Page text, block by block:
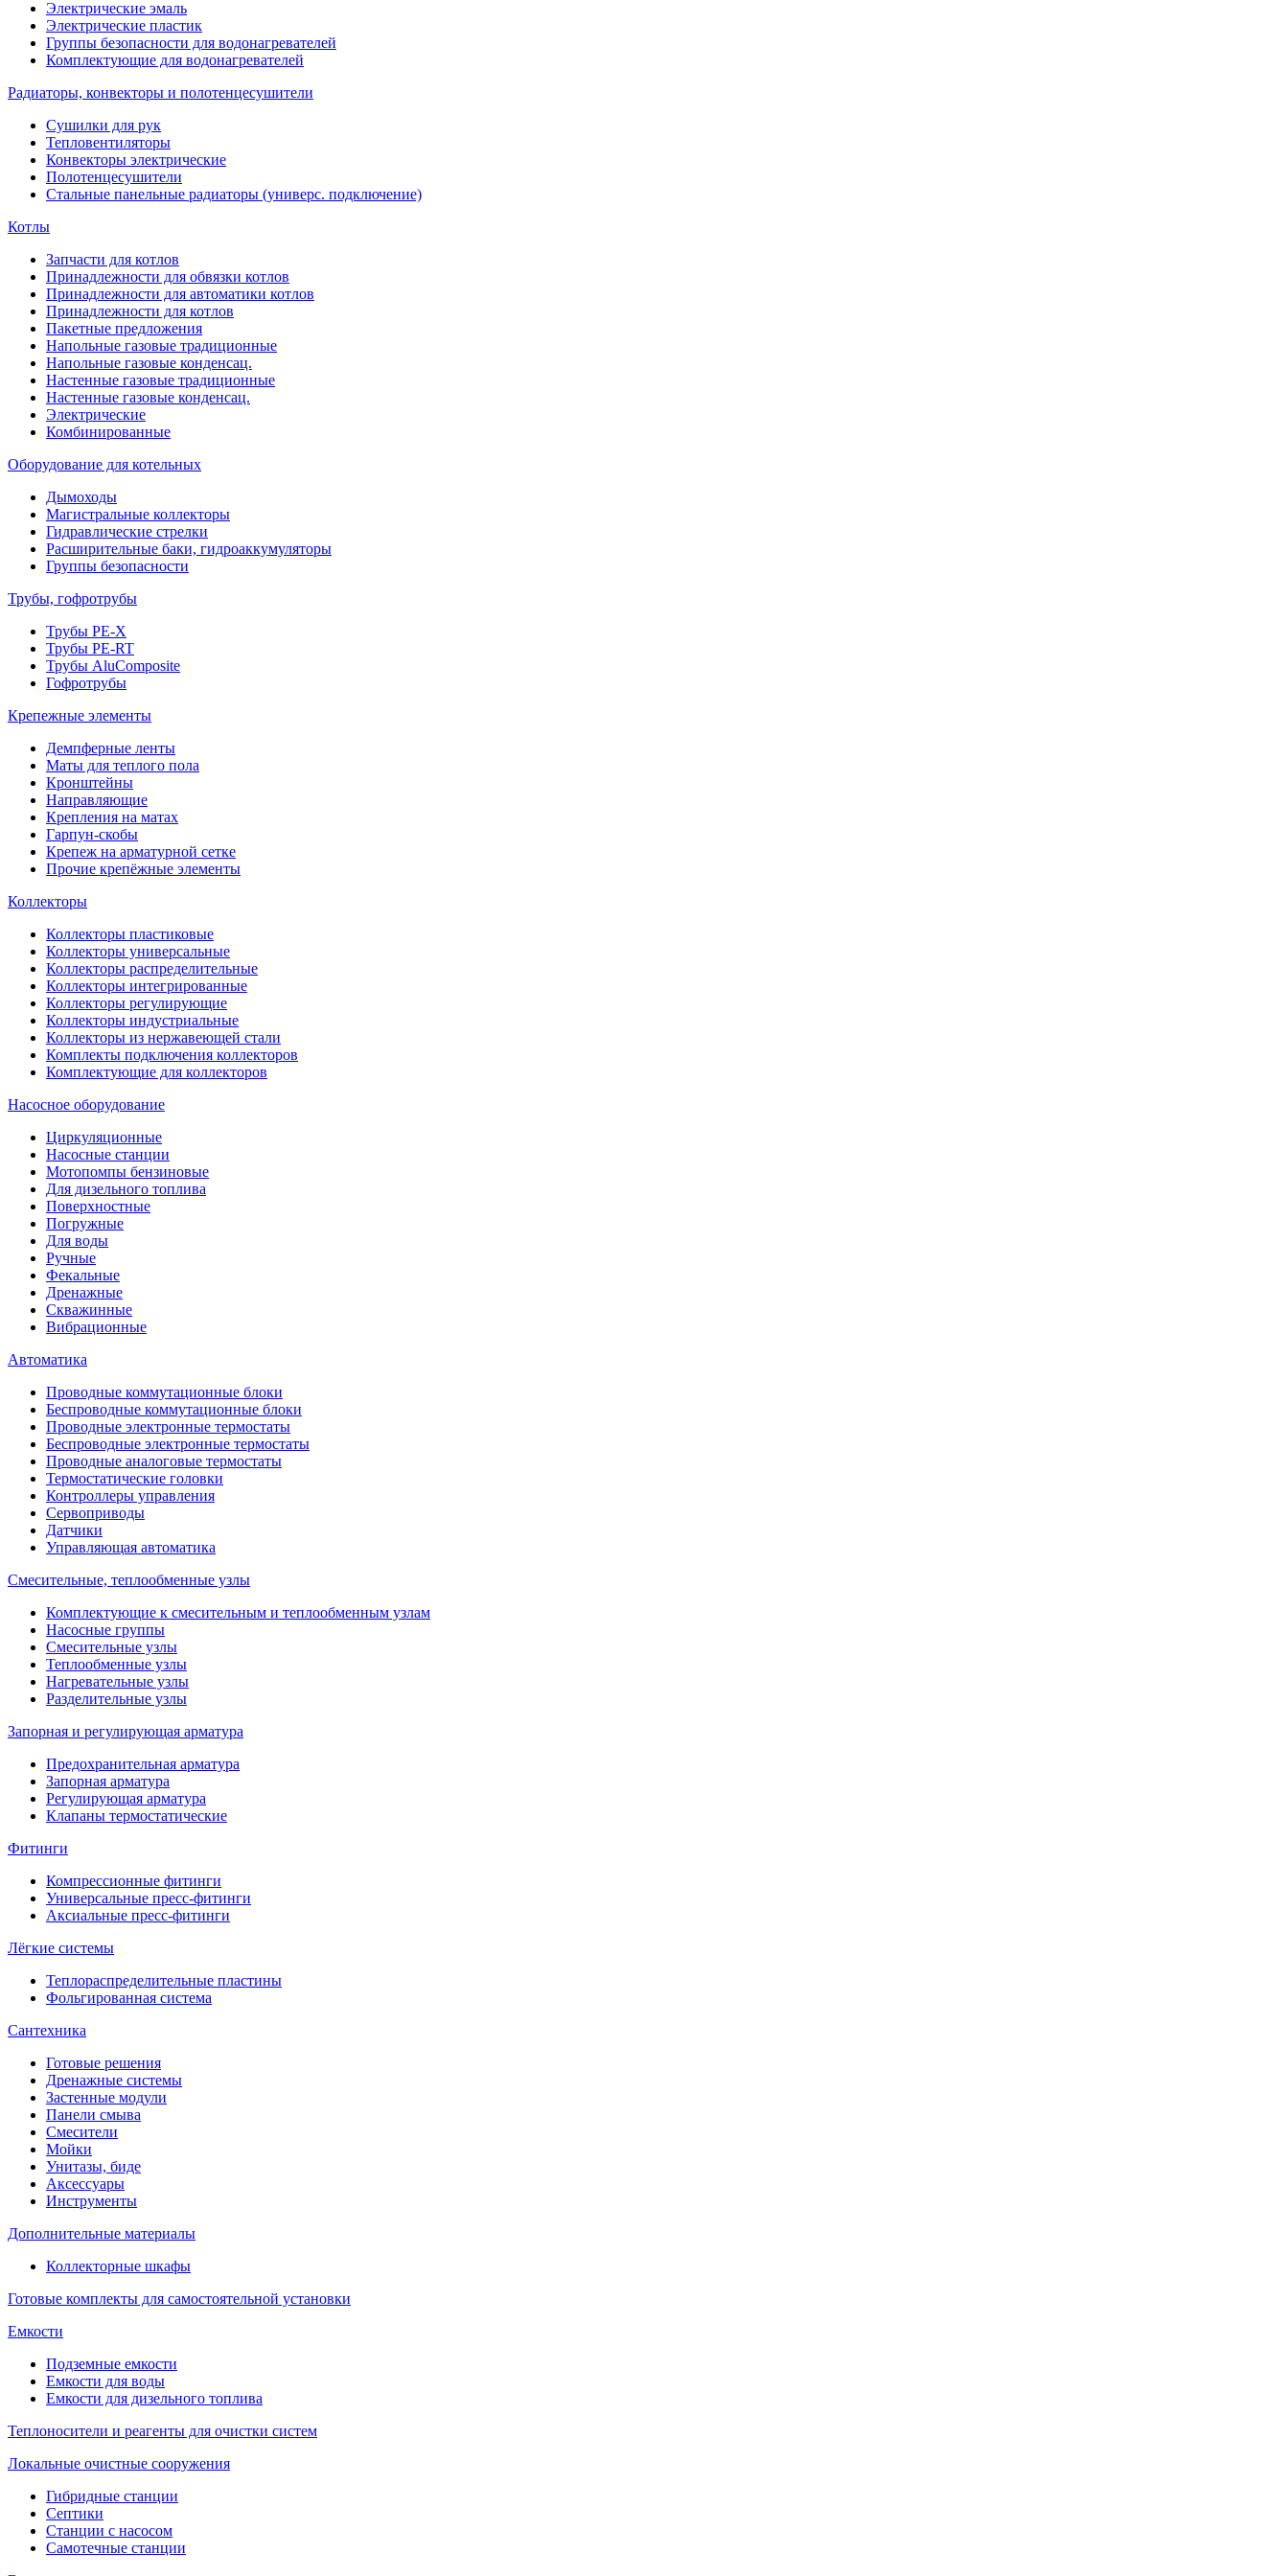
Электрические эмаль
Электрические пластик
Группы безопасности для водонагревателей
Комплектующие для водонагревателей
Радиаторы, конвекторы и полотенцесушители
Сушилки для рук
Тепловентиляторы
Конвекторы электрические
Полотенцесушители
Стальные панельные радиаторы (универс. подключение)
Котлы
Запчасти для котлов
Принадлежности для обвязки котлов
Принадлежности для автоматики котлов
Принадлежности для котлов
Пакетные предложения
Напольные газовые традиционные
Напольные газовые конденсац.
Настенные газовые традиционные
Настенные газовые конденсац.
Электрические
Комбинированные
Оборудование для котельных
Дымоходы
Магистральные коллекторы
Гидравлические стрелки
Расширительные баки, гидроаккумуляторы
Группы безопасности
Трубы, гофротрубы
Трубы PE-X
Трубы PE-RT
Трубы AluComposite
Гофротрубы
Крепежные элементы
Демпферные ленты
Маты для теплого пола
Кронштейны
Направляющие
Крепления на матах
Гарпун-скобы
Крепеж на арматурной сетке
Прочие крепёжные элементы
Коллекторы
Коллекторы пластиковые
Коллекторы универсальные
Коллекторы распределительные
Коллекторы интегрированные
Коллекторы регулирующие
Коллекторы индустриальные
Коллекторы из нержавеющей стали
Комплекты подключения коллекторов
Комплектующие для коллекторов
Насосное оборудование
Циркуляционные
Насосные станции
Мотопомпы бензиновые
Для дизельного топлива
Поверхностные
Погружные
Для воды
Ручные
Фекальные
Дренажные
Скважинные
Вибрационные
Автоматика
Проводные коммутационные блоки
Беспроводные коммутационные блоки
Проводные электронные термостаты
Беспроводные электронные термостаты
Проводные аналоговые термостаты
Термостатические головки
Контроллеры управления
Сервоприводы
Датчики
Управляющая автоматика
Смесительные, теплообменные узлы
Комплектующие к смесительным и теплообменным узлам
Насосные группы
Смесительные узлы
Теплообменные узлы
Нагревательные узлы
Разделительные узлы
Запорная и регулирующая арматура
Предохранительная арматура
Запорная арматура
Регулирующая арматура
Клапаны термостатические
Фитинги
Компрессионные фитинги
Универсальные пресс-фитинги
Аксиальные пресс-фитинги
Лёгкие системы
Теплораспределительные пластины
Фольгированная система
Сантехника
Готовые решения
Дренажные системы
Застенные модули
Панели смыва
Смесители
Мойки
Унитазы, биде
Аксессуары
Инструменты
Дополнительные материалы
Коллекторные шкафы
Готовые комплекты для самостоятельной установки
Емкости
Подземные емкости
Емкости для воды
Емкости для дизельного топлива
Теплоносители и реагенты для очистки систем
Локальные очистные сооружения
Гибридные станции
Септики
Станции с насосом
Самотечные станции